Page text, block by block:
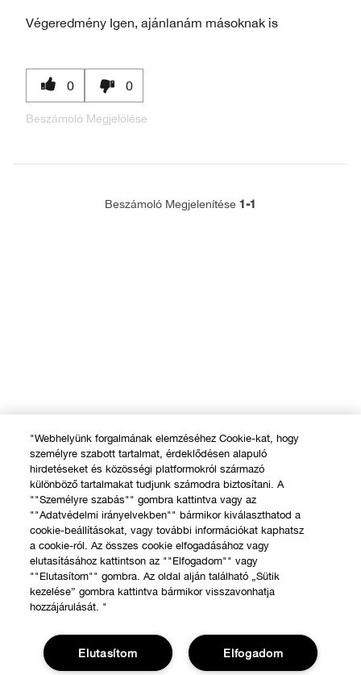
Végeredmény Igen, ajánlanám másoknak is
0 0
Beszámoló Megjelölése
Beszámoló Megjelenítése 1-1
"Webhelyünk forgalmának elemzéséhez Cookie-kat, hogy
személyre szabott tartalmat, érdeklődésen alapuló
hirdetéseket és közösségi platformokról származó
különböző tartalmakat tudjunk számodra biztosítani. A
""Személyre szabás"" gombra kattintva vagy az
""Adatvédelmi irányelvekben"" bármikor kiválaszthatod a
cookie-beállításokat, vagy további információkat kaphatsz
a cookie-ról. Az összes cookie elfogadásához vagy
elutasításához kattintson az ""Elfogadom"" vagy
""Elutasítom"" gombra. Az oldal alján található „Sütik
kezelése” gombra kattintva bármikor visszavonhatja
hozzájárulását. "
Elfogadom
Elutasítom